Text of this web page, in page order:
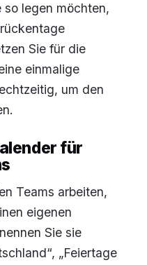
so legen möchten,
Sie für die
einmalige
um den
für
Teams arbeiten,
eigenen
Sie sie
„Feiertage